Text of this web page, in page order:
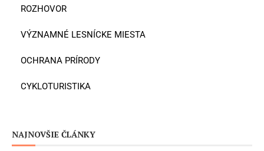
ROZHOVOR
VÝZNAMNÉ LESNÍCKE MIESTA
OCHRANA PRÍRODY
CYKLOTURISTIKA
NAJNOVŠIE ČLÁNKY